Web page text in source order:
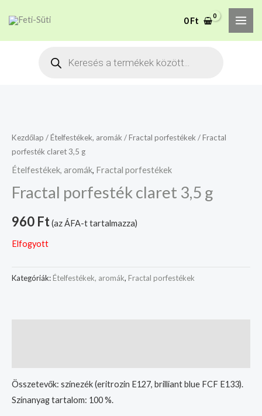
content
0Ft
Products
Kezdőlap /Ételfestékek, aromák /Fractal porfestékek / Fractal
porfesték claret 3,5 g
Ételfestékek, aromák, Fractal porfestékek
Fractal porfesték claret 3,5 g
960 Ft(az ÁFA-t tartalmazza)
Elfogyott
Kategóriák: Ételfestékek, aromák, Fractal porfestékek
Összetevők: színezék (eritrozin E127, brilliant blue FCF E133).
Színanyag tartalom: 100 %.
A mélyhűtött termékeket
csakis saját felelősségre
Megértettem